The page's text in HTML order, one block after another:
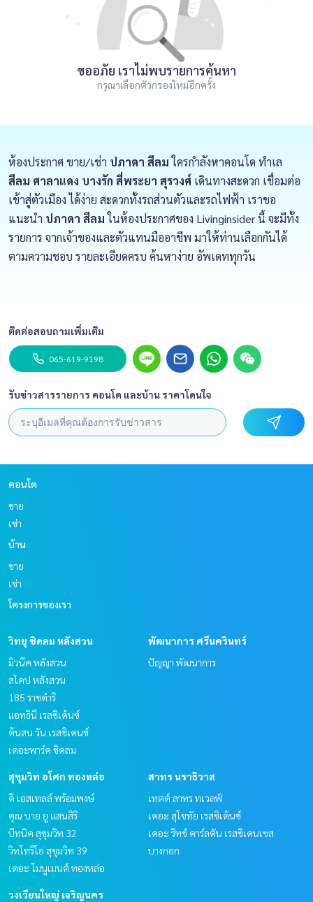
ขออภัย เราไม่พบรายการค้นหา
กรุณาเลือกตัวกรองใหม่อีกครั้ง
ห้องประกาศ ขาย/เช่า ปภาดา สีลมใครกำลังหาคอนโด ทำเล
สีลม ศาลาแดง บางรัก สี่พระยา สุรวงศ์ เดินทางสะดวก เชื่อมต่อ
เข้าสู่ตัวเมือง ได้ง่าย สะดวกทั้งรถส่วนตัวและรถไฟฟ้า เราขอ
แนะนำ ปภาดา สีลมในห้องประกาศของ Livinginsider นี้ จะมีทั้ง
รายการ จากเจ้าของและตัวแทนมืออาชีพ มาให้ท่านเลือกกันได้
ตามความชอบ รายละเอียดครบ ค้นหาง่าย อัพเดททุกวัน
ติดต่อสอบถามเพิ่มเติม
065-619-9198
รับข่าวสารรายการ คอนโด และบ้าน ราคาโดนใจ
คอนโด
ขาย
เช่า
บ้าน
ขาย
เช่า
โครงการของเรา
วิทยุ ชิดลม หลังสวน
มิวนีค หลังสวน
สโคป หลังสวน
185 ราชดำริ
แอทธินี เรสซิเด้นซ์
ต้นสน วัน เรสซิเดนซ์
เดอะพาร์ค ชิดลม
พัฒนาการ ศรีนครินทร์
ปัญญา พัฒนาการ
สุขุมวิท อโศก ทองหล่อ
ดิ เอสเทลล์ พร้อมพงษ์
คุณ บาย ยู แสนสิริ
บีทนิค สุขุมวิท 32
วิทโทริโอ สุขุมวิท 39
เดอะ โมนูเมนต์ ทองหล่อ
สาทร นราธิวาส
เทตต์ สาทร ทเวลฟ์
เดอะ สุโขทัย เรสซิเด้นซ์
เดอะ ริทซ์ คาร์ลตัน เรสซิเดนเซส
บางกอก
วงเวียนใหญ่ เจริญนคร